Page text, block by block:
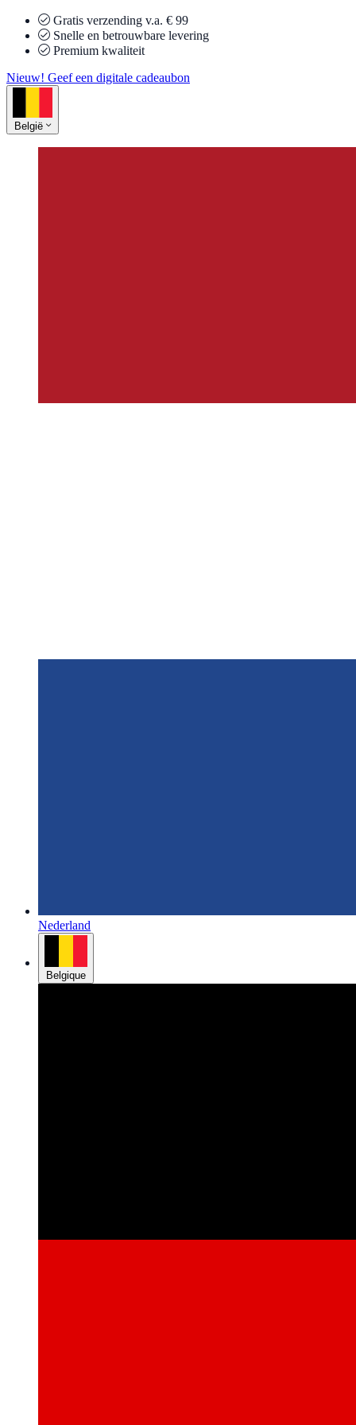
Gratis verzending v.a. € 99
Snelle en betrouwbare levering
Premium kwaliteit
Nieuw! Geef een digitale cadeaubon
België
Nederland
Belgique